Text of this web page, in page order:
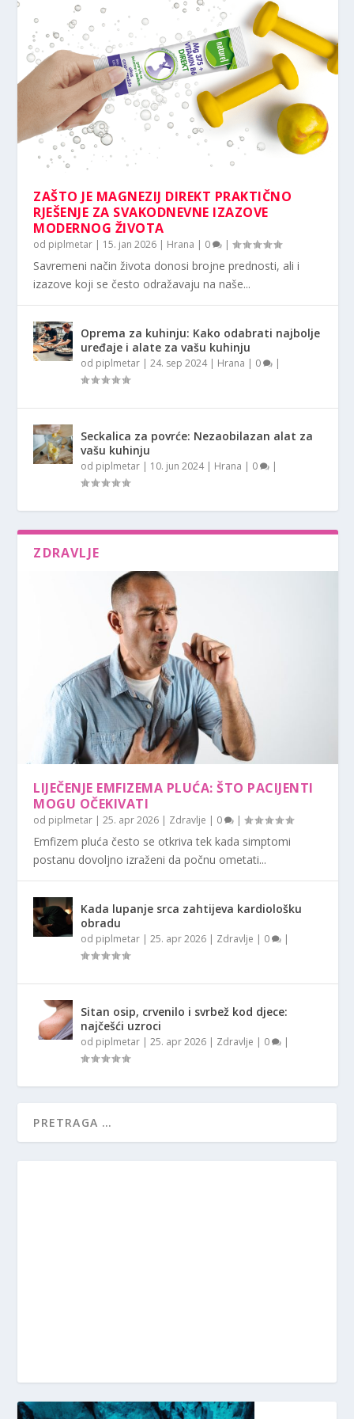
ZAŠTO JE MAGNEZIJ DIREKT PRAKTIČNO
RJEŠENJE ZA SVAKODNEVNE IZAZOVE
MODERNOG ŽIVOTA
od piplmetar | 15. jan 2026 | Hrana | 0 |
Savremeni način života donosi brojne prednosti, ali i
izazove koji se često odražavaju na naše...
Oprema za kuhinju: Kako odabrati najbolje
uređaje i alate za vašu kuhinju
od piplmetar |24. sep 2024| Hrana | 0 |
Seckalica za povrće: Nezaobilazan alat za
vašu kuhinju
od piplmetar | 10. jun 2024| Hrana | 0 |
ZDRAVLJE
LIJEČENJE EMFIZEMA PLUĆA: ŠTO PACIJENTI
MOGU OČEKIVATI
od piplmetar |25. apr 2026 | Zdravlje | 0 |
Emfizem pluća često se otkriva tek kada simptomi
postanu dovoljno izraženi da počnu ometati...
Kada lupanje srca zahtijeva kardiološku
obradu
od piplmetar |25. apr 2026 | Zdravlje | 0 |
Sitan osip, crvenilo i svrbež kod djece:
najčešći uzroci
od piplmetar |25. apr 2026 | Zdravlje | 0 |